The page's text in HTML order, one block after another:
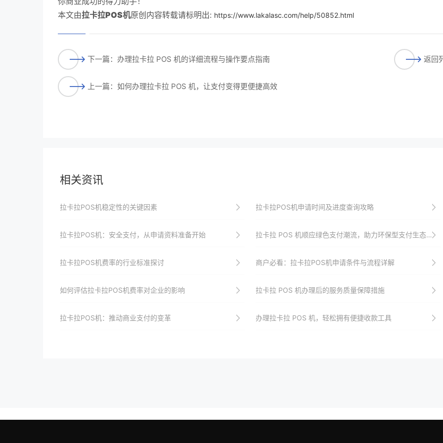
本文由拉卡拉POS机原创内容转载请标明出: https://www.lakalasc.com/help/50852.html
下一篇：办理拉卡拉 POS 机的详细流程与操作要点指南
上一篇：如何办理拉卡拉 POS 机，让支付变得更便捷高效
返回
相关资讯
拉卡拉POS机稳定性的关键因素 拉卡拉POS机申请时间及进度查询攻略
拉卡拉POS机：安全支付，从申请资料准备开始 拉卡拉 POS 机顺应绿色支付潮流，助力环保型支付生态建设
拉卡拉POS机费率的行业标准探讨 商户必看：拉卡拉POS机申请条件与流程详解
如何评估拉卡拉POS机费率对企业的影响 拉卡拉 POS 机办理后的服务质量保障措施
拉卡拉POS机：推动商业支付的变革 办理拉卡拉 POS 机，轻松拥有便捷收款工具